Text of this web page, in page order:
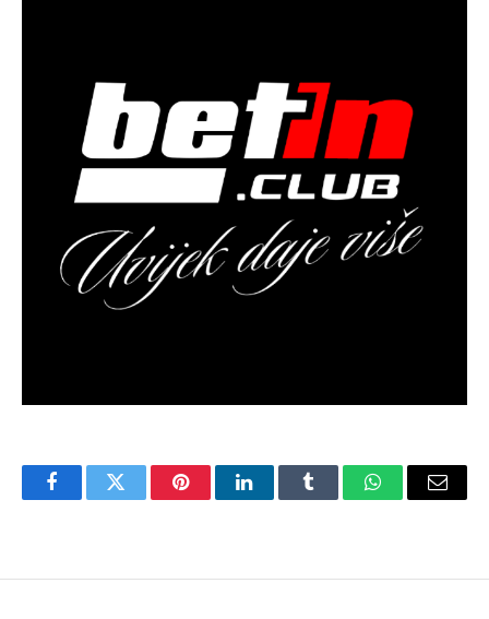
FacebookTwitter PinterestLinkedInTumblr WhatsAppEmail